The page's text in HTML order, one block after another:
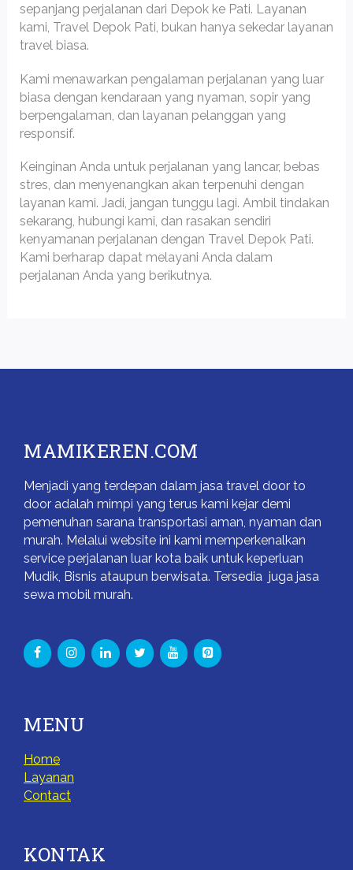
sepanjang perjalanan dari Depok ke Pati. Layanan
kami, Travel Depok Pati, bukan hanya sekedar layanan
travel biasa.
Kami menawarkan pengalaman perjalanan yang luar
biasa dengan kendaraan yang nyaman, sopir yang
berpengalaman, dan layanan pelanggan yang
responsif.
Keinginan Anda untuk perjalanan yang lancar, bebas
stres, dan menyenangkan akan terpenuhi dengan
layanan kami. Jadi, jangan tunggu lagi. Ambil tindakan
sekarang, hubungi kami, dan rasakan sendiri
kenyamanan perjalanan dengan Travel Depok Pati.
Kami berharap dapat melayani Anda dalam
perjalanan Anda yang berikutnya.
MAMIKEREN.COM
Menjadi yang terdepan dalam jasa travel door to
door adalah mimpi yang terus kami kejar demi
pemenuhan sarana transportasi aman, nyaman dan
murah. Melalui website ini kami memperkenalkan
service perjalanan luar kota baik untuk keperluan
Mudik, Bisnis ataupun berwisata. Tersedia juga jasa
sewa mobil murah.
MENU
Home
Layanan
Contact
KONTAK